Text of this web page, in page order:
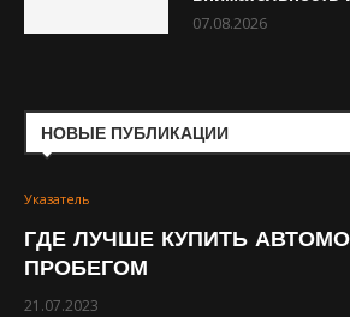
07.08.2026
НОВЫЕ ПУБЛИКАЦИИ
Указатель
ГДЕ ЛУЧШЕ КУПИТЬ
ПРОБЕГОМ
21.07.2023